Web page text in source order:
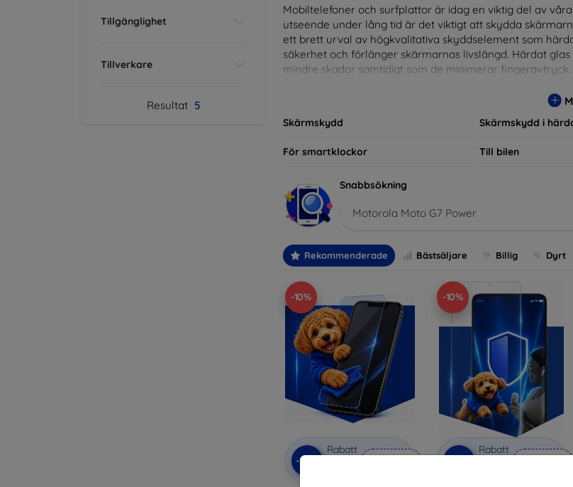
Tillgänglighet
Tillverkare
Resultat 5
Mobiltelefoner och surfplattor är idag en viktig del av
utseende under lång tid är det viktigt att skydda
ett brett urval av högkvalitativa skyddselement som
säkerhet och förlänger skärmarnas livslängd. Härdat
mindre skador samtidigt som de minimerar
modeller, vilket säkerställer att varje kund hittar det
Skärmskydd Skärmskydd i
För smartklockor Till bilen
Snabbsökning
Motorola Moto G7 Power
Rekommenderade Bästsäljare Billig Dyrt
-10%
-10%
Rabatt
-10%
Rabatt